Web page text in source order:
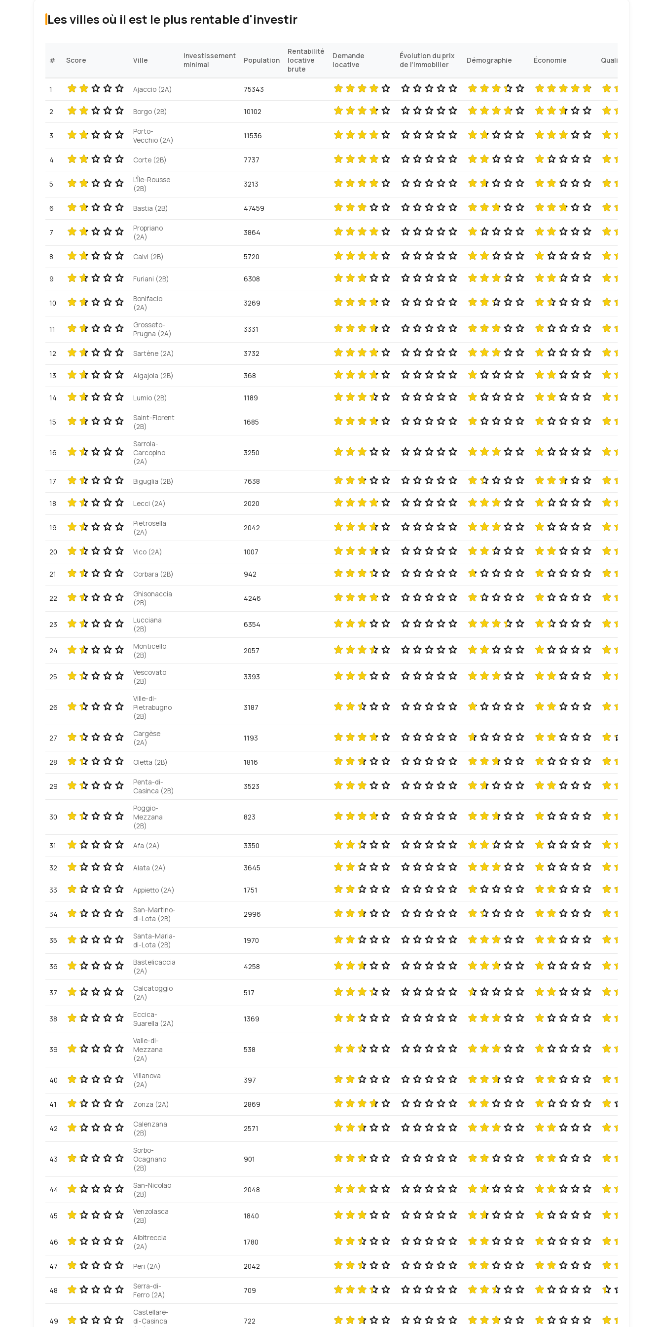
Les villes où il est le plus rentable d'investir
# Score Ville
Investissement
minimal
Population
Rentabilité
locative
brute
Demande
locative
Évolution du prix
de l'immobilier
Démographie Économie Qualité de vie
1 Ajaccio (2A) 75343
2 Borgo (2B) 10102
3
Porto-
Vecchio (2A)
11536
4 Corte (2B) 7737
5
L'Île-Rousse
(2B)
3213
6 Bastia (2B) 47459
7
Propriano
(2A)
3864
8 Calvi (2B) 5720
9 Furiani (2B) 6308
10
Bonifacio
(2A)
3269
11
Grosseto-
Prugna (2A)
3331
12 Sartène (2A) 3732
13 Algajola (2B) 368
14 Lumio (2B) 1189
15
Saint-Florent
(2B)
1685
16
Sarrola-
Carcopino
(2A)
3250
17 Biguglia (2B) 7638
18 Lecci (2A) 2020
19
Pietrosella
(2A)
2042
20 Vico (2A) 1007
21 Corbara (2B) 942
22
Ghisonaccia
(2B)
4246
23
Lucciana
(2B)
6354
24
Monticello
(2B)
2057
25
Vescovato
(2B)
3393
26
Ville-di-
Pietrabugno
(2B)
3187
27
Cargèse
(2A)
1193
28 Oletta (2B) 1816
29
Penta-di-
Casinca (2B)
3523
30
Poggio-
Mezzana
(2B)
823
31 Afa (2A) 3350
32 Alata (2A) 3645
33 Appietto (2A) 1751
34
San-Martino-
di-Lota (2B)
2996
35
Santa-Maria-
di-Lota (2B)
1970
36
Bastelicaccia
(2A)
4258
37
Calcatoggio
(2A)
517
38
Eccica-
Suarella (2A)
1369
39
Valle-di-
Mezzana
(2A)
538
40
Villanova
(2A)
397
41 Zonza (2A) 2869
42
Calenzana
(2B)
2571
43
Sorbo-
Ocagnano
(2B)
901
44
San-Nicolao
(2B)
2048
45
Venzolasca
(2B)
1840
46
Albitreccia
(2A)
1780
47 Peri (2A) 2042
48
Serra-di-
Ferro (2A)
709
49
Castellare-
di-Casinca
722